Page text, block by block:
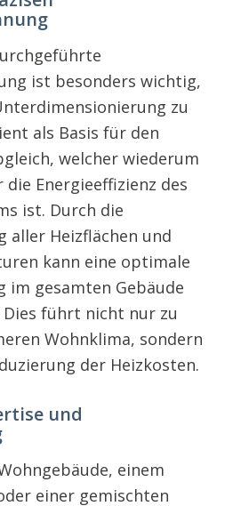
ist besonders wichtig,
zu
als Basis für den
welcher wiederum
Energieeffizienz des
ist. Durch die
aller Heizflächen und
kann eine optimale
im gesamten Gebäude
führt nicht nur zu
Wohnklima, sondern
der Heizkosten.
und
einem
einer gemischten